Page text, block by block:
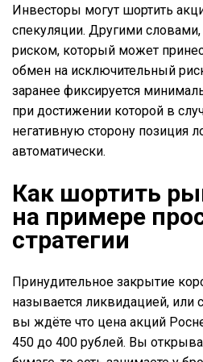
Инвесторы могут шортить
спекуляции. Другими
риском, который может
обмен на исключительный
заранее фиксируется
при достижении которой в
негативную сторону позиция
автоматически.
Как шортить
на примере
стратегии
Принудительное закрытие
называется ликвидацией, или
вы ждёте что цена акций
450 до 400 рублей. Вы